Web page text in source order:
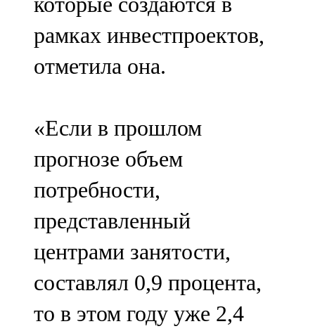
рамках инвестпроектов,
отметила она.
«Если в прошлом
прогнозе объем
потребности,
представленный
центрами занятости,
составлял 0,9 процента,
то в этом году уже 2,4